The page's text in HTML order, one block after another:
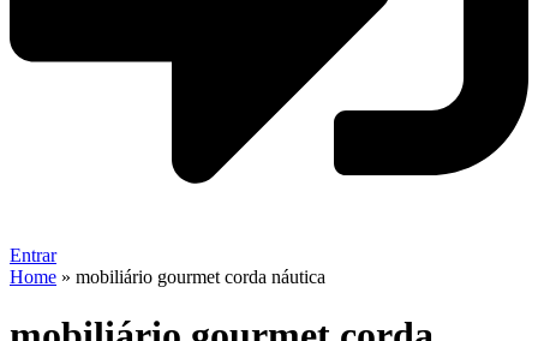
Entrar
Home » mobiliário gourmet corda náutica